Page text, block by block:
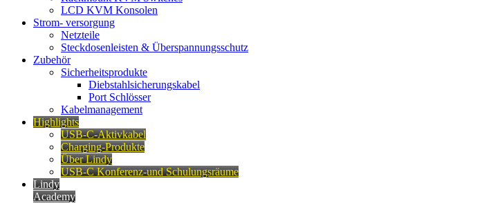
LCD KVM Konsolen
Strom- versorgung
Netzteile
Steckdosenleisten & Überspannungsschutz
Zubehör
Sicherheitsprodukte
Diebstahlsicherungskabel
Port Schlösser
Kabelmanagement
Highlights
USB-C-Aktivkabel
Charging-Produkte
Über Lindy
USB-C Konferenz-und Schulungsräume
Lindy
Academy